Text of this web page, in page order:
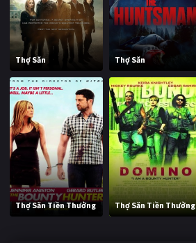
Thợ Săn Thợ Săn
Thợ Săn Tiền Thưởng Thợ Săn Tiền Thưởng